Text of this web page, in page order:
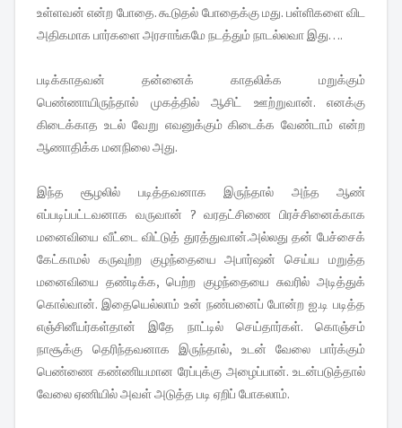
உள்ளவன் என்ற போதை. கூடுதல் போதைக்கு மது. பள்ளிகளை விட
அதிகமாக பார்களை அரசாங்கமே நடத்தும் நாடல்லவா இது….
படிக்காதவன் தன்னைக் காதலிக்க மறுக்கும்
பெண்ணாயிருந்தால் முகத்தில் ஆசிட் ஊற்றுவான். எனக்கு
கிடைக்காத உடல் வேறு எவனுக்கும் கிடைக்க வேண்டாம் என்ற
ஆணாதிக்க மனநிலை அது.
இந்த சூழலில் படித்தவனாக இருந்தால் அந்த ஆண்
எப்படிப்பட்டவனாக வருவான் ? வரதட்சிணை பிரச்சினைக்காக
மனைவியை வீட்டை விட்டுத் துரத்துவான்.அல்லது தன் பேச்சைக்
கேட்காமல் கருவுற்ற குழந்தையை அபார்ஷன் செய்ய மறுத்த
மனைவியை தண்டிக்க, பெற்ற குழந்தையை சுவரில் அடித்துக்
கொல்வான். இதையெல்லாம் உன் நண்பனைப் போன்ற ஐ.டி படித்த
எஞ்சினீயர்கள்தான் இதே நாட்டில் செய்தார்கள். கொஞ்சம்
நாசூக்கு தெரிந்தவனாக இருந்தால், உடன் வேலை பார்க்கும்
பெண்ணை கண்ணியமான ரேப்புக்கு அழைப்பான். உடன்படுத்தால்
வேலை ஏணியில் அவள் அடுத்த படி ஏறிப் போகலாம்.